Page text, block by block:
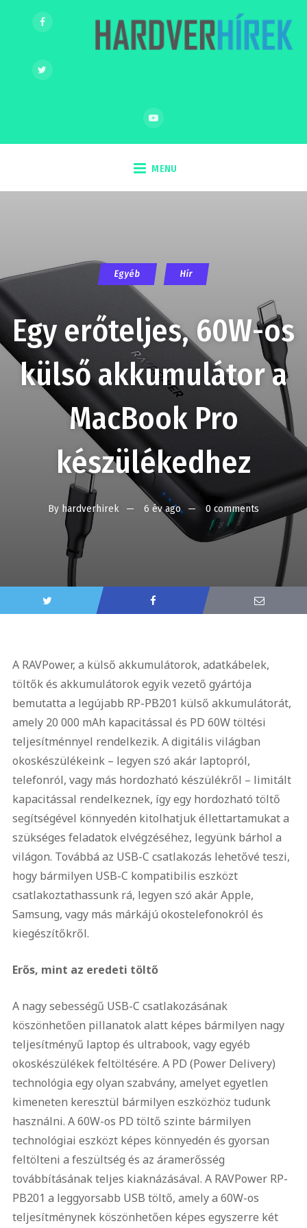
MENU
Egyéb Hír
Egy erőteljes, 60W-os
külső akkumulátor a
MacBook Pro
készülékedhez
By hardverhirek 6 év ago 0 comments
A RAVPower, a külső akkumulátorok, adatkábelek,
töltők és akkumulátorok egyik vezető gyártója
bemutatta a legújabb RP-PB201 külső akkumulátorát,
amely 20 000 mAh kapacitással és PD 60W töltési
teljesítménnyel rendelkezik. A digitális világban
okoskészülékeink – legyen szó akár laptopról,
telefonról, vagy más hordozható készülékről – limitált
kapacitással rendelkeznek, így egy hordozható töltő
segítségével könnyedén kitolhatjuk éllettartamukat a
szükséges feladatok elvégzéséhez, legyünk bárhol a
világon. Továbbá az USB-C csatlakozás lehetővé teszi,
hogy bármilyen USB-C kompatibilis eszközt
csatlakoztathassunk rá, legyen szó akár Apple,
Samsung, vagy más márkájú okostelefonokról és
kiegészítőkről.
Erős, mint az eredeti töltő
A nagy sebességű USB-C csatlakozásának
köszönhetően pillanatok alatt képes bármilyen nagy
teljesítményű laptop és ultrabook, vagy egyéb
okoskészülékek feltöltésére. A PD (Power Delivery)
technológia egy olyan szabvány, amelyet egyetlen
kimeneten keresztül bármilyen eszközhöz tudunk
használni. A 60W-os PD töltő szinte bármilyen
technológiai eszközt képes könnyedén és gyorsan
feltölteni a feszültség és az áramerősség
továbbításának teljes kiaknázásával. A RAVPower RP-
PB201 a leggyorsabb USB töltő, amely a 60W-os
teljesítménynek köszönhetően képes egyszerre két